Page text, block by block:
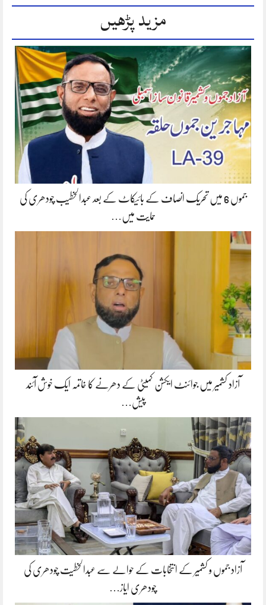
مزید پڑھیں
جموں 6 میں تحریک انصاف کے بائیکاٹ کے بعد عبدالخطیب چودھری کی
حمایت میں…
آزاد کشمیر میں جوائنٹ ایکشن کمیٹی کے دھرنے کا خاتمہ ایک خوش آئند
پیش…
آزاد جموں و کشمیر کے انتخابات کے حوالے سے عبدالخطیت چودھری کی
چودھری ایاز…